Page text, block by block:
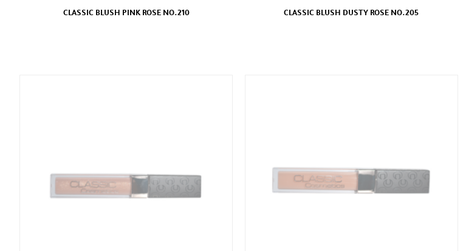
CLASSIC BLUSH DUSTY ROSE NO.205
CLASSIC BLUSH PINK ROSE NO.210